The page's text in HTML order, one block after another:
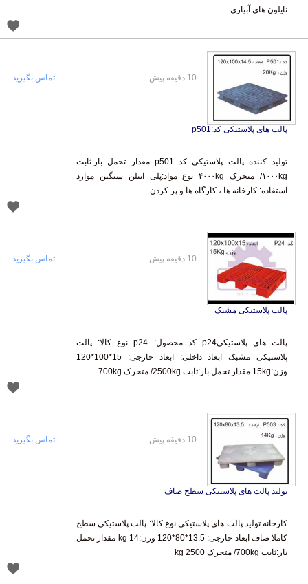
نایلون های آبیاری
پالت های پلاستیکی کد:p501
تولید کننده پالت پلاستیکی کد p501 مقدار تحمل بار:ثابت
۱۰۰۰kg/ متحرک ۴۰۰۰kg نوع مواد:پلی اتیلن سنگین موارد
استفاده: کارخانه ها ، کارگاه ها و پر کردن
10 دقیقه پیش تماس بگیرید
پالت پلاستیکی مشبک
پالت های پلاستیکیp24 کد محصول: p24 نوع کالا: پالت
پلاستیکی مشبک ابعاد داخلی: ابعاد خارجی: 15*100*120
وزن:15kg مقدار تحمل بار:ثابت 2500kg/ متحرک 700kg
10 دقیقه پیش تماس بگیرید
تولید پالت های پلاستیکی سطح صاف
کارخانه تولید پالت های پلاستیکی نوع کالا: پالت پلاستیکی سطح
کاملا صاف ابعاد خارجی: 13.5*80*120 وزن:14 kg مقدار تحمل
بار:ثابت 700kg/ متحرک kg 2500
10 دقیقه پیش تماس بگیرید